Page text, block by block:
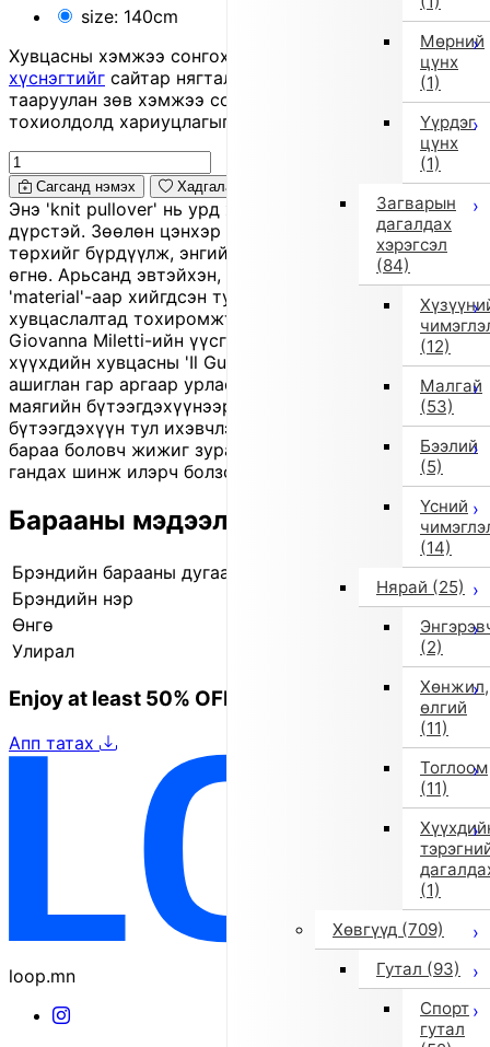
Мөрний
цүнх
(1)
Үүрдэг
цүнх
(1)
Загварын
дагалдах
хэрэгсэл
(84)
(12)
Малгай
(53)
Бээлий
(5)
Үсний
(14)
Нярай (25)
(2)
Хөнжил,
өлгий
(11)
Тоглоом
(11)
(1)
Хөвгүүд (709)
Гутал (93)
Спорт
гутал
size: 140cm
Хувцасны хэмжээ сонгохдоо
хэмжээ сонгох
хүснэгтийг сайтар нягталж, биеийн хэмжээтэйгээ
тааруулан зөв хэмжээ сонгоно уу, хувцас таарахгүй
тохиолдолд хариуцлагыг захиалагч өөрөө хүлээнэ.
Сагсанд нэмэх Хадгалах
Энэ 'knit pullover' нь урд хэсэгтээ хөөрхөн бугын
дүрстэй. Зөөлөн цэнхэр өнгө нь намуухан, цэвэрхэн
төрхийг бүрдүүлж, энгийн атлаа анзаарагдам загвар
өгнө. Арьсанд эвтэйхэн, тухтай мэдрэмжтэй
'material'-аар хийгдсэн тул хүйтэн улирлын гоё
хувцаслалтад тохиромжтой. 'Brand' нь 1980 онд
Giovanna Miletti-ийн үүсгэн байгуулсан Италийн
хүүхдийн хувцасны 'Il Gufo'. Байгалийн 'material'
ашиглан гар аргаар урласан, Италийн гоёмсог хэв
маягийн бүтээгдэхүүнээрээ алдартай. 'Outlet'
бүтээгдэхүүн тул ихэвчлэн улирлын үлдэгдэл шинэ
бараа боловч жижиг зураас, үрчлээ, бага зэрэг өнгө
гандах шинж илэрч болзошгүй.
Барааны мэдээлэл
Брэндийн барааны дугаар
Брэндийн нэр
il gufo (Ил Гуфо)
Өнгө
Улирал
2025 оны намар/өвөл
Enjoy at least 50% OFF Tokyo fashion
Апп татах
loop.mn